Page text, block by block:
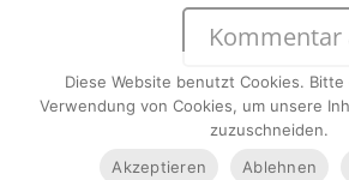
Diese Website benutzt Cookies.
Verwendung von Cookies, um unsere
zuzuschneiden.
Akzeptieren
Ablehnen
12
Bewertungen von
1
anderen Quelle